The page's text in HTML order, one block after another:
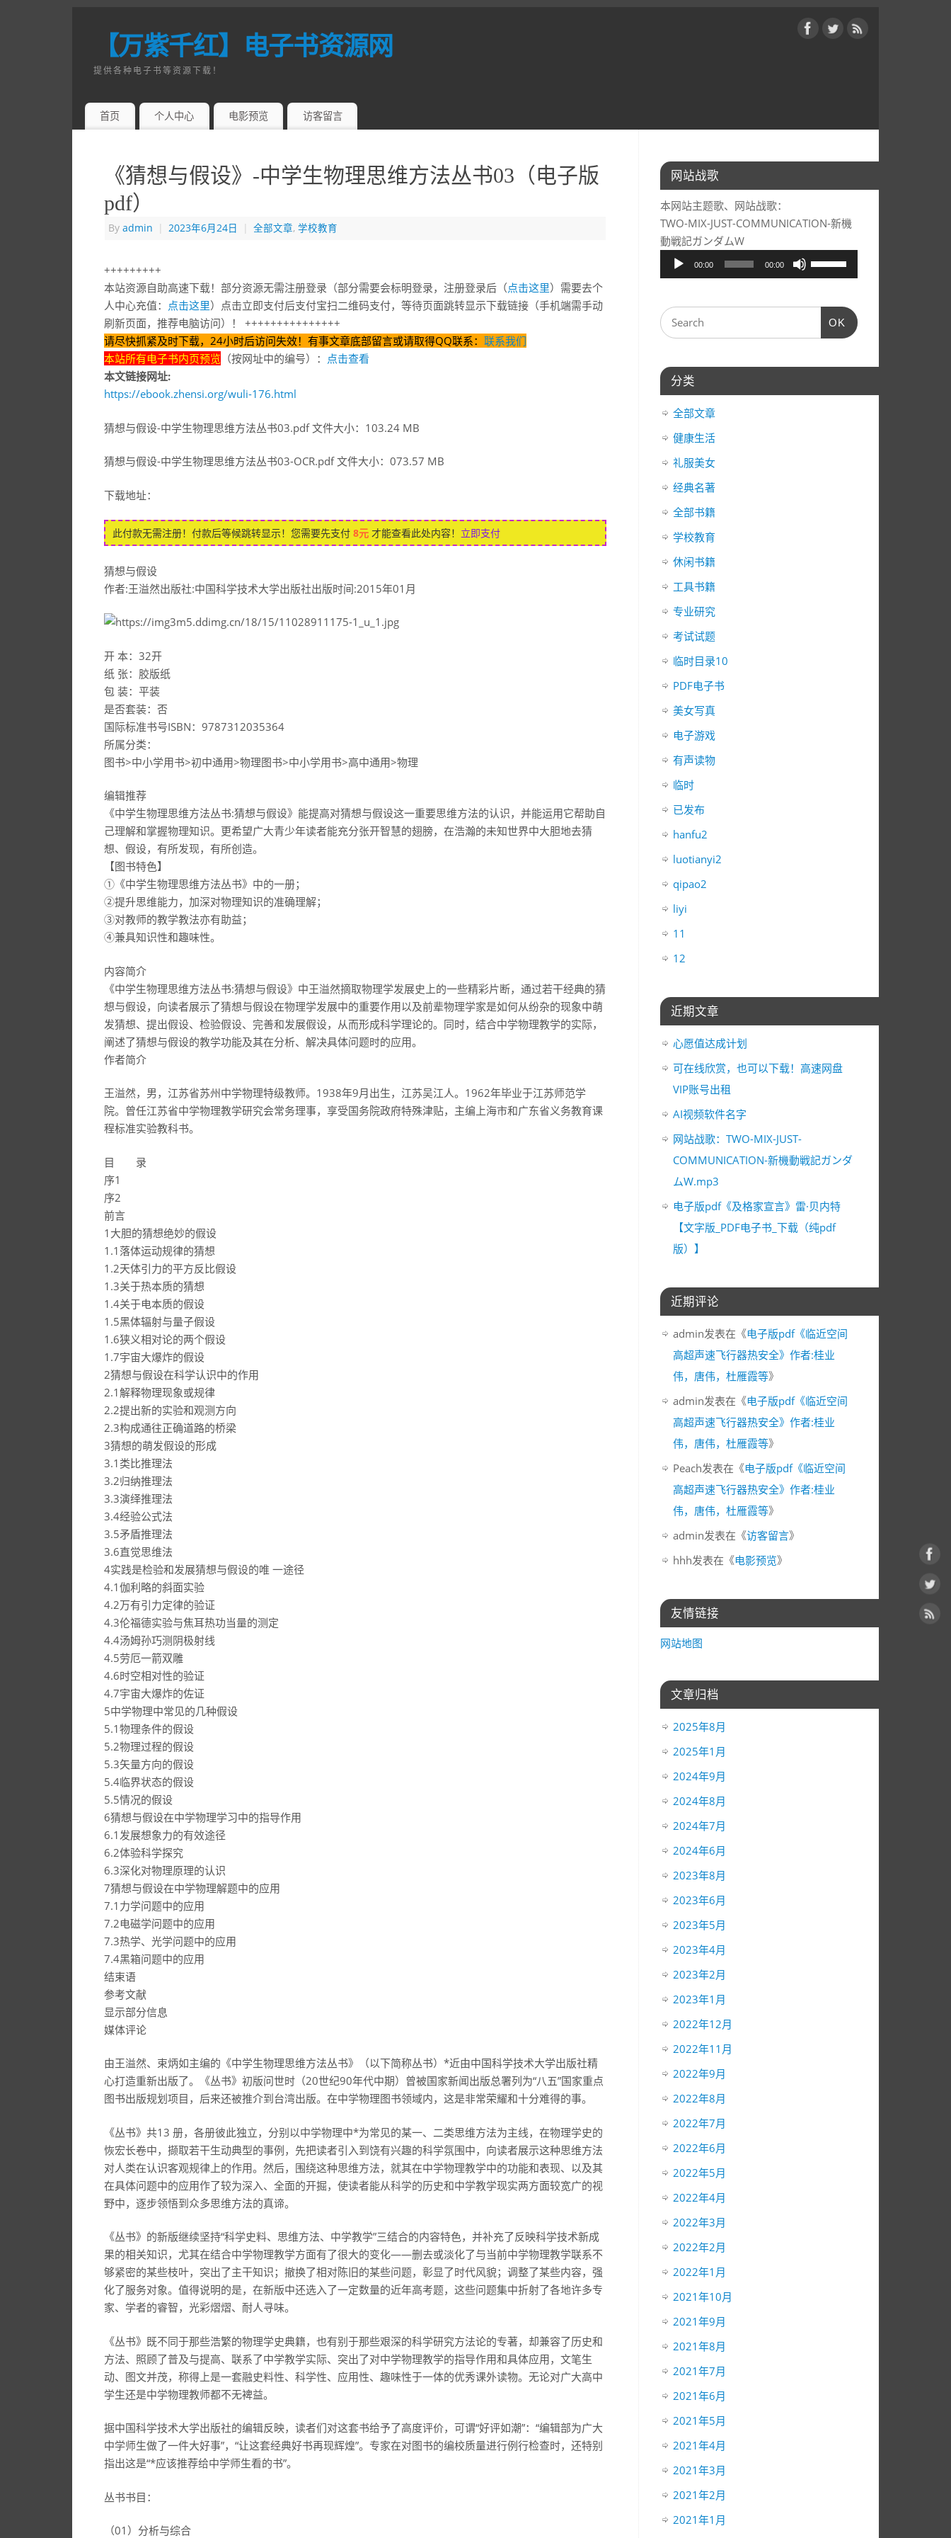
【万紫千红】电子书资源网
提供各种电子书等资源下载！
首页 个人中心 电影预览 访客留言
《猜想与假设》-中学生物理思维方法丛书03（电子版
pdf）
By admin | 2023年6月24日 | 全部文章, 学校教育
+++++++++
本站资源自助高速下载！部分资源无需注册登录（部分需要会标明登录，注册登录后（点击这里）需要去个
人中心充值： 点击这里）点击立即支付后支付宝扫二维码支付，等待页面跳转显示下载链接（手机端需手动
刷新页面，推荐电脑访问）！ +++++++++++++++
请尽快抓紧及时下载，24小时后访问失效！有事文章底部留言或请取得QQ联系： 联系我们
本站所有电子书内页预览 （按网址中的编号）： 点击查看
本文链接网址:
https://ebook.zhensi.org/wuli-176.html
猜想与假设-中学生物理思维方法丛书03.pdf 文件大小：103.24 MB
猜想与假设-中学生物理思维方法丛书03-OCR.pdf 文件大小：073.57 MB
下载地址：
此付款无需注册！付款后等候跳转显示！您需要先支付 8元 才能查看此处内容！ 立即支付
猜想与假设
作者:王溢然出版社:中国科学技术大学出版社出版时间:2015年01月
开 本：32开
纸 张：胶版纸
包 装：平装
是否套装：否
国际标准书号ISBN：9787312035364
所属分类：
图书>中小学用书>初中通用>物理图书>中小学用书>高中通用>物理
编辑推荐
《中学生物理思维方法丛书:猜想与假设》能提高对猜想与假设这一重要思维方法的认识，并能运用它帮助自
己理解和掌握物理知识。更希望广大青少年读者能充分张开智慧的翅膀，在浩瀚的未知世界中大胆地去猜
想、假设，有所发现，有所创造。
【图书特色】
①《中学生物理思维方法丛书》中的一册；
②提升思维能力，加深对物理知识的准确理解；
③对教师的教学教法亦有助益；
④兼具知识性和趣味性。
内容简介
《中学生物理思维方法丛书:猜想与假设》中王溢然摘取物理学发展史上的一些精彩片断，通过若干经典的猜
想与假设，向读者展示了猜想与假设在物理学发展中的重要作用以及前辈物理学家是如何从纷杂的现象中萌
发猜想、提出假设、检验假设、完善和发展假设，从而形成科学理论的。同时，结合中学物理教学的实际，
阐述了猜想与假设的教学功能及其在分析、解决具体问题时的应用。
作者简介
王溢然，男，江苏省苏州中学物理特级教师。1938年9月出生，江苏吴江人。1962年毕业于江苏师范学
院。曾任江苏省中学物理教学研究会常务理事，享受国务院政府特殊津贴，主编上海市和广东省义务教育课
程标准实验教科书。
目 录
序1
序2
前言
1大胆的猜想绝妙的假设
1.1落体运动规律的猜想
1.2天体引力的平方反比假设
1.3关于热本质的猜想
1.4关于电本质的假设
1.5黑体辐射与量子假设
1.6狭义相对论的两个假设
1.7宇宙大爆炸的假设
2猜想与假设在科学认识中的作用
2.1解释物理现象或规律
2.2提出新的实验和观测方向
2.3构成通往正确道路的桥梁
3猜想的萌发假设的形成
3.1类比推理法
3.2归纳推理法
3.3演绎推理法
3.4经验公式法
3.5矛盾推理法
3.6直觉思维法
4实践是检验和发展猜想与假设的唯 一途径
4.1伽利略的斜面实验
4.2万有引力定律的验证
4.3伦福德实验与焦耳热功当量的测定
4.4汤姆孙巧测阴极射线
4.5劳厄一箭双雕
4.6时空相对性的验证
4.7宇宙大爆炸的佐证
5中学物理中常见的几种假设
5.1物理条件的假设
5.2物理过程的假设
5.3矢量方向的假设
5.4临界状态的假设
5.5情况的假设
6猜想与假设在中学物理学习中的指导作用
6.1发展想象力的有效途径
6.2体验科学探究
6.3深化对物理原理的认识
7猜想与假设在中学物理解题中的应用
7.1力学问题中的应用
7.2电磁学问题中的应用
7.3热学、光学问题中的应用
7.4黑箱问题中的应用
结束语
参考文献
显示部分信息
媒体评论
由王溢然、束炳如主编的《中学生物理思维方法丛书》（以下简称丛书）*近由中国科学技术大学出版社精
心打造重新出版了。《丛书》初版问世时（20世纪90年代中期）曾被国家新闻出版总署列为“八五”国家重点
图书出版规划项目，后来还被推介到台湾出版。在中学物理图书领域内，这是非常荣耀和十分难得的事。
《丛书》共13 册，各册彼此独立，分别以中学物理中*为常见的某一、二类思维方法为主线，在物理学史的
恢宏长卷中，撷取若干生动典型的事例，先把读者引入到饶有兴趣的科学氛围中，向读者展示这种思维方法
对人类在认识客观规律上的作用。然后，围绕这种思维方法，就其在中学物理教学中的功能和表现、以及其
在具体问题中的应用作了较为深入、全面的开掘，使读者能从科学的历史和中学教学现实两方面较宽广的视
野中，逐步领悟到众多思维方法的真谛。
《丛书》的新版继续坚持“科学史料、思维方法、中学教学”三结合的内容特色，并补充了反映科学技术新成
果的相关知识，尤其在结合中学物理教学方面有了很大的变化——删去或淡化了与当前中学物理教学联系不
够紧密的某些枝叶，突出了主干知识；撤换了相对陈旧的某些问题，彰显了时代风貌；调整了某些内容，强
化了服务对象。值得说明的是，在新版中还选入了一定数量的近年高考题，这些问题集中折射了各地许多专
家、学者的睿智，光彩熠熠、耐人寻味。
《丛书》既不同于那些浩繁的物理学史典籍，也有别于那些艰深的科学研究方法论的专著，却兼容了历史和
方法、照顾了普及与提高、联系了中学教学实际、突出了对中学物理教学的指导作用和具体应用，文笔生
动、图文并茂，称得上是一套融史料性、科学性、应用性、趣味性于一体的优秀课外读物。无论对广大高中
学生还是中学物理教师都不无裨益。
据中国科学技术大学出版社的编辑反映，读者们对这套书给予了高度评价，可谓“好评如潮”：“编辑部为广大
中学师生做了一件大好事”，“让这套经典好书再现辉煌”。专家在对图书的编校质量进行例行检查时，还特别
指出这是“*应该推荐给中学师生看的书”。
丛书书目：
（01）分析与综合
网站战歌
本网站主题歌、网站战歌：
TWO-MIX-JUST-COMMUNICATION-新機
動戦記ガンダムW
频
放
器
00:00 00:00
用
下
键
OK
分类
全部文章
健康生活
礼服美女
经典名著
全部书籍
学校教育
休闲书籍
工具书籍
专业研究
考试试题
临时目录10
PDF电子书
美女写真
电子游戏
有声读物
临时
已发布
hanfu2
luotianyi2
qipao2
liyi
11
12
近期文章
心愿值达成计划
可在线欣赏，也可以下载！高速网盘
VIP账号出租
AI视频软件名字
网站战歌：TWO-MIX-JUST-
COMMUNICATION-新機動戦記ガンダ
ムW.mp3
电子版pdf《及格家宣言》雷·贝内特
【文字版_PDF电子书_下载（纯pdf
版）】
近期评论
admin发表在《电子版pdf《临近空间
高超声速飞行器热安全》作者:桂业
伟，唐伟，杜雁霞等》
admin发表在《电子版pdf《临近空间
高超声速飞行器热安全》作者:桂业
伟，唐伟，杜雁霞等》
Peach发表在《电子版pdf《临近空间
高超声速飞行器热安全》作者:桂业
伟，唐伟，杜雁霞等》
admin发表在《访客留言》
hhh发表在《电影预览》
友情链接
网站地图
文章归档
2025年8月
2025年1月
2024年9月
2024年8月
2024年7月
2024年6月
2023年8月
2023年6月
2023年5月
2023年4月
2023年2月
2023年1月
2022年12月
2022年11月
2022年9月
2022年8月
2022年7月
2022年6月
2022年5月
2022年4月
2022年3月
2022年2月
2022年1月
2021年10月
2021年9月
2021年8月
2021年7月
2021年6月
2021年5月
2021年4月
2021年3月
2021年2月
2021年1月